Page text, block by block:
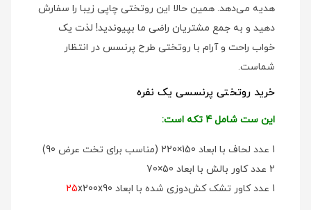
هدیه می‌دهد. همین حالا این روتختی چاپی زیبا را سفارش
دهید و به جمع مشتریان راضی ما بپیوندید! لذت یک
خواب راحت و آرام با روتختی طرح پرنسس در انتظار
شماست.
خرید روتختی پرنسسی یک نفره
این ست شامل 4 تکه است:
1 عدد لحاف با ابعاد 150×220 (مناسب برای تخت عرض 90)
2 عدد کاور بالش با ابعاد 50×70
1 عدد کاور تشک کش‌دوزی شده با ابعاد
25x200x90